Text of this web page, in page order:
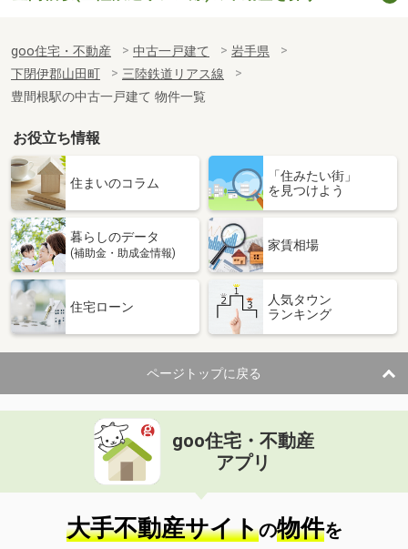
goo住宅・不動産 中古一戸建て
岩手県
下閉伊郡山田町
三陸鉄道リアス線
豊間根駅の中古一戸建て 物件一覧
お役立ち情報
住まいのコラム
「住みたい街」
を見つけよう
暮らしのデータ
(補助金・助成金情報)
家賃相場
住宅ローン
人気タウン
ランキング
ページトップに戻る
goo住宅・不動産
アプリ
大手不動産サイトの物件を